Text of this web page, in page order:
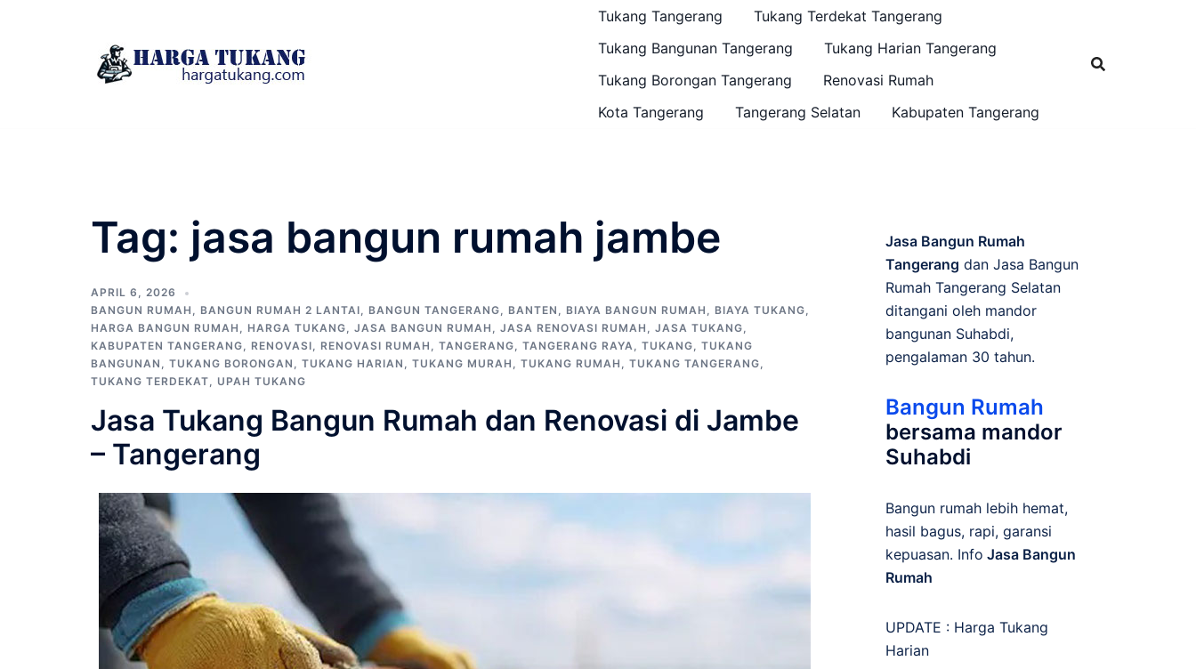
Tukang Tangerang
Tukang Terdekat Tangerang
Tukang Bangunan Tangerang
Tukang Harian Tangerang
Tukang Borongan Tangerang
Renovasi Rumah
Kota Tangerang
Tangerang Selatan Kabupaten Tangerang
Tag: jasa bangun rumah jambe
APRIL 6, 2026
BANGUN RUMAH , BANGUN RUMAH 2 LANTAI, BANGUN TANGERANG, BANTEN , BIAYA BANGUN RUMAH , BIAYA TUKANG,
HARGA BANGUN RUMAH , HARGA TUKANG, JASA BANGUN RUMAH , JASA RENOVASI RUMAH , JASA TUKANG,
KABUPATEN TANGERANG, RENOVASI, RENOVASI RUMAH , TANGERANG, TANGERANG RAYA, TUKANG, TUKANG
BANGUNAN , TUKANG BORONGAN , TUKANG HARIAN , TUKANG MURAH , TUKANG RUMAH , TUKANG TANGERANG,
TUKANG TERDEKAT, UPAH TUKANG
Jasa Tukang Bangun Rumah dan Renovasi di Jambe
– Tangerang
Jasa Bangun Rumah
Tangerang dan Jasa Bangun
Rumah Tangerang Selatan
ditangani oleh mandor
bangunan Suhabdi,
pengalaman 30 tahun.
Bangun Rumah
bersama mandor
Suhabdi
Bangun rumah lebih hemat,
hasil bagus, rapi, garansi
kepuasan. Info Jasa Bangun
Rumah
UPDATE : Harga Tukang
Harian